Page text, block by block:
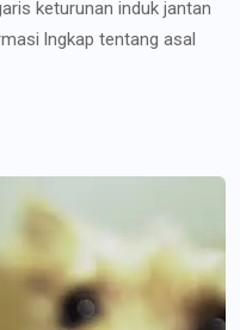
keturunan induk jantan
lngkap tentang asal